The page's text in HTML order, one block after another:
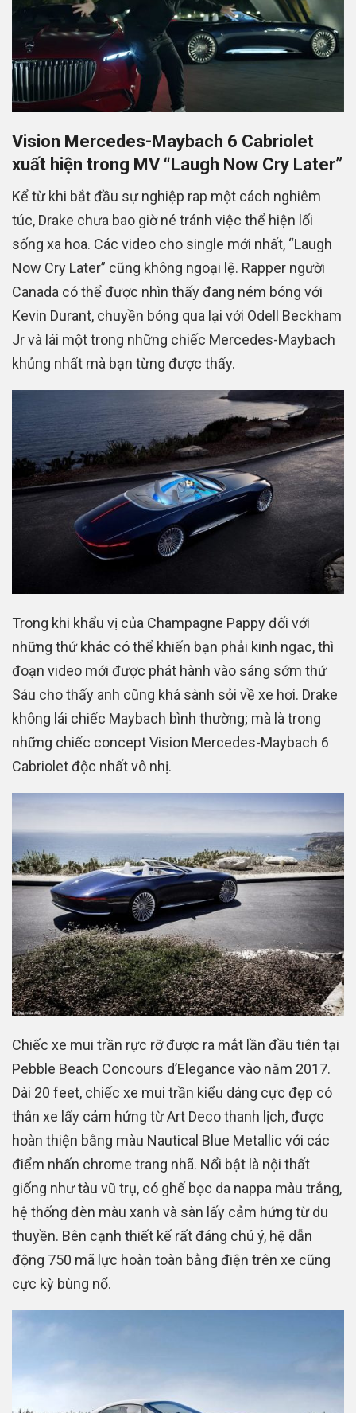
Vision Mercedes-Maybach 6 Cabriolet
xuất hiện trong MV “Laugh Now Cry Later”
Kể từ khi bắt đầu sự nghiệp rap một cách nghiêm
túc, Drake chưa bao giờ né tránh việc thể hiện lối
sống xa hoa. Các video cho single mới nhất, “Laugh
Now Cry Later” cũng không ngoại lệ. Rapper người
Canada có thể được nhìn thấy đang ném bóng với
Kevin Durant, chuyền bóng qua lại với Odell Beckham
Jr và lái một trong những chiếc Mercedes-Maybach
khủng nhất mà bạn từng được thấy.
Trong khi khẩu vị của Champagne Pappy đối với
những thứ khác có thể khiến bạn phải kinh ngạc, thì
đoạn video mới được phát hành vào sáng sớm thứ
Sáu cho thấy anh cũng khá sành sỏi về xe hơi. Drake
không lái chiếc Maybach bình thường; mà là trong
những chiếc concept Vision Mercedes-Maybach 6
Cabriolet độc nhất vô nhị.
Chiếc xe mui trần rực rỡ được ra mắt lần đầu tiên tại
Pebble Beach Concours d’Elegance vào năm 2017.
Dài 20 feet, chiếc xe mui trần kiểu dáng cực đẹp có
thân xe lấy cảm hứng từ Art Deco thanh lịch, được
hoàn thiện bằng màu Nautical Blue Metallic với các
điểm nhấn chrome trang nhã. Nổi bật là nội thất
giống như tàu vũ trụ, có ghế bọc da nappa màu trắng,
hệ thống đèn màu xanh và sàn lấy cảm hứng từ du
thuyền. Bên cạnh thiết kế rất đáng chú ý, hệ dẫn
động 750 mã lực hoàn toàn bằng điện trên xe cũng
cực kỳ bùng nổ.